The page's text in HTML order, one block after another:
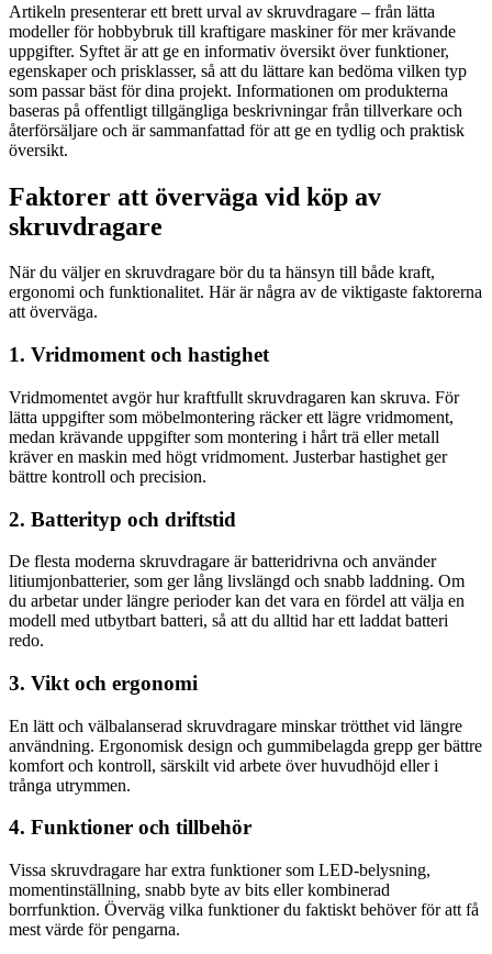
Artikeln presenterar ett brett urval av skruvdragare – från lätta
modeller för hobbybruk till kraftigare maskiner för mer krävande
uppgifter. Syftet är att ge en informativ översikt över funktioner,
egenskaper och prisklasser, så att du lättare kan bedöma vilken typ
som passar bäst för dina projekt. Informationen om produkterna
baseras på offentligt tillgängliga beskrivningar från tillverkare och
återförsäljare och är sammanfattad för att ge en tydlig och praktisk
översikt.
Faktorer att överväga vid köp av
skruvdragare
När du väljer en skruvdragare bör du ta hänsyn till både kraft,
ergonomi och funktionalitet. Här är några av de viktigaste faktorerna
att överväga.
1. Vridmoment och hastighet
Vridmomentet avgör hur kraftfullt skruvdragaren kan skruva. För
lätta uppgifter som möbelmontering räcker ett lägre vridmoment,
medan krävande uppgifter som montering i hårt trä eller metall
kräver en maskin med högt vridmoment. Justerbar hastighet ger
bättre kontroll och precision.
2. Batterityp och driftstid
De flesta moderna skruvdragare är batteridrivna och använder
litiumjonbatterier, som ger lång livslängd och snabb laddning. Om
du arbetar under längre perioder kan det vara en fördel att välja en
modell med utbytbart batteri, så att du alltid har ett laddat batteri
redo.
3. Vikt och ergonomi
En lätt och välbalanserad skruvdragare minskar trötthet vid längre
användning. Ergonomisk design och gummibelagda grepp ger bättre
komfort och kontroll, särskilt vid arbete över huvudhöjd eller i
trånga utrymmen.
4. Funktioner och tillbehör
Vissa skruvdragare har extra funktioner som LED-belysning,
momentinställning, snabb byte av bits eller kombinerad
borrfunktion. Överväg vilka funktioner du faktiskt behöver för att få
mest värde för pengarna.